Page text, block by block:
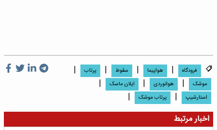
فرودگاه | هواپیما | سقوط | پرتاب |
موشک | هوانوردى | ایلان ماسک |
استارشیپ | پرتاب موشک
|
اخبار مرتبط